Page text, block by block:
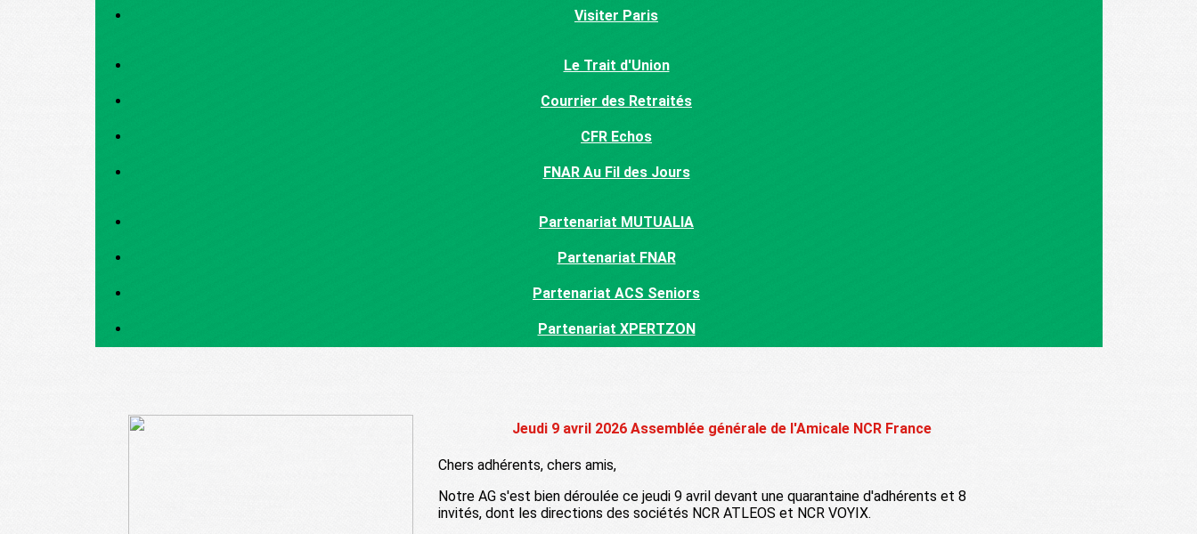
Visiter Paris
Le Trait d'Union
Courrier des Retraités
CFR Echos
FNAR Au Fil des Jours
Partenariat MUTUALIA
Partenariat FNAR
Partenariat ACS Seniors
Partenariat XPERTZON
Jeudi 9 avril 2026 Assemblée générale de l'Amicale NCR France
Chers adhérents, chers amis,
Notre AG s'est bien déroulée ce jeudi 9 avril devant une quarantaine d'adhérents et 8
invités, dont les directions des sociétés NCR ATLEOS et NCR VOYIX.